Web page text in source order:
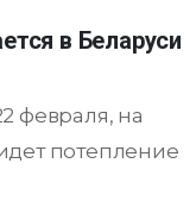
в Беларуси
февраля, на
потепление